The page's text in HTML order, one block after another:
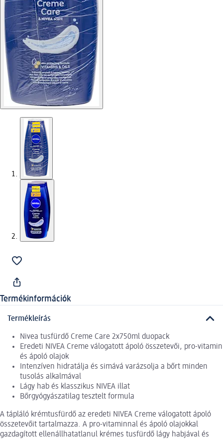
Termékinformációk
Termékleírás
Nivea tusfürdő Creme Care 2x750ml duopack
Eredeti NIVEA Creme válogatott ápoló összetevői, pro-vitamin
és ápoló olajok
Intenzíven hidratálja és simává varázsolja a bőrt minden
tusolás alkalmával
Lágy hab és klasszikus NIVEA illat
Bőrgyógyászatilag tesztelt formula
A tápláló krémtusfürdő az eredeti NIVEA Creme válogatott ápoló
összetevőit tartalmazza. A pro-vitaminnal és ápoló olajokkal
gazdagított ellenállhatatlanul krémes tusfürdő lágy habjával és